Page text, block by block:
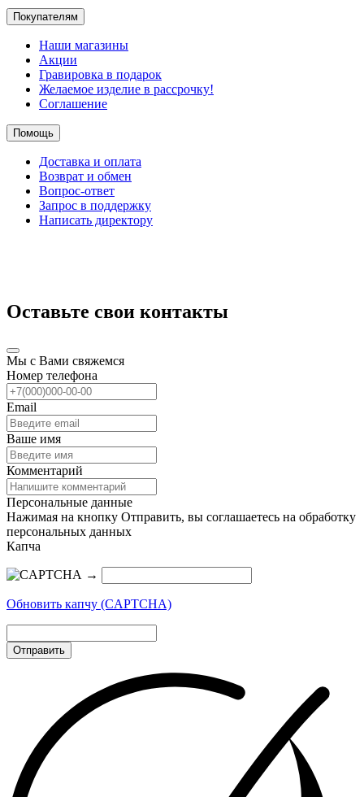
Покупателям
Наши магазины
Акции
Гравировка в подарок
Желаемое изделие в рассрочку!
Соглашение
Помощь
Доставка и оплата
Возврат и обмен
Вопрос-ответ
Запрос в поддержку
Написать директору
Оставьте свои контакты
Мы с Вами свяжемся
Номер телефона
Email
Ваше имя
Комментарий
Персональные данные
Нажимая на кнопку Отправить, вы соглашаетесь на обработку
персональных данных
Капча
→
Обновить капчу (CAPTCHA)
Отправить